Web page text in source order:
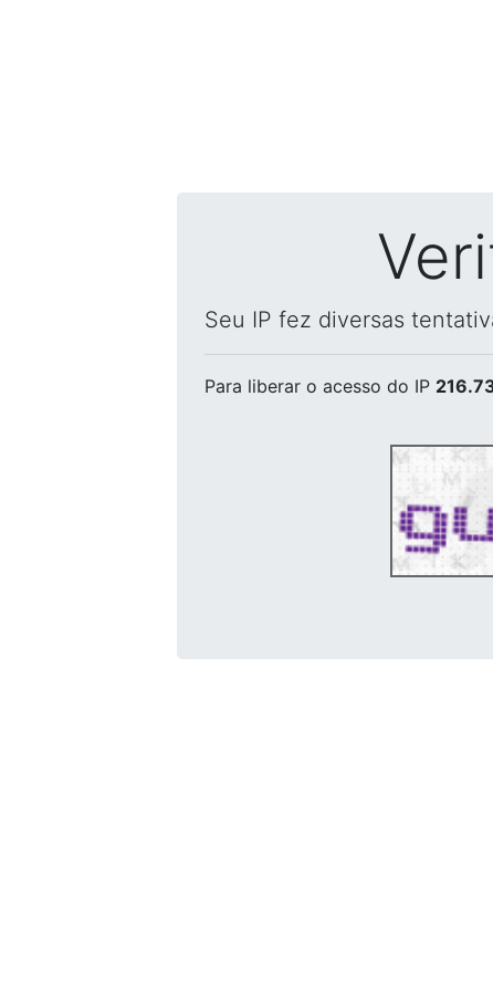
Seu IP fez diversas
Para liberar o acesso do IP